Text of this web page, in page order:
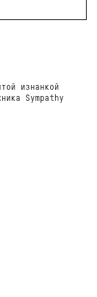
изнанкой
Sympathy